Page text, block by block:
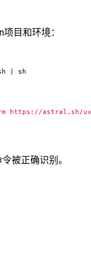
目和环境：
sh
https://astral.sh/
被正确识别。